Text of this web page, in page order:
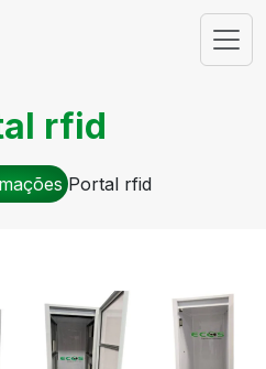
rfid
Portal rfid